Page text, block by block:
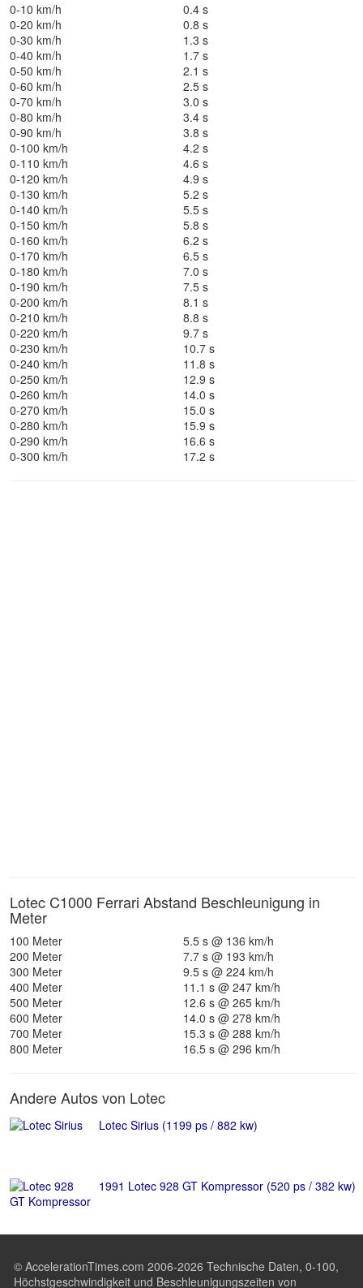
0-10 km/h
0.4 s
0-20 km/h
0.8 s
0-30 km/h
1.3 s
0-40 km/h
1.7 s
0-50 km/h
2.1 s
0-60 km/h
2.5 s
0-70 km/h
3.0 s
0-80 km/h
3.4 s
0-90 km/h
3.8 s
0-100 km/h
4.2 s
0-110 km/h
4.6 s
0-120 km/h
4.9 s
0-130 km/h
5.2 s
0-140 km/h
5.5 s
0-150 km/h
5.8 s
0-160 km/h
6.2 s
0-170 km/h
6.5 s
0-180 km/h
7.0 s
0-190 km/h
7.5 s
0-200 km/h
8.1 s
0-210 km/h
8.8 s
0-220 km/h
9.7 s
0-230 km/h
10.7 s
0-240 km/h
11.8 s
0-250 km/h
12.9 s
0-260 km/h
14.0 s
0-270 km/h
15.0 s
0-280 km/h
15.9 s
0-290 km/h
16.6 s
0-300 km/h
17.2 s
Lotec C1000 Ferrari Abstand Beschleunigung in
Meter
100 Meter
5.5 s @ 136 km/h
200 Meter
7.7 s @ 193 km/h
300 Meter
9.5 s @ 224 km/h
400 Meter
11.1 s @ 247 km/h
500 Meter
12.6 s @ 265 km/h
600 Meter
14.0 s @ 278 km/h
700 Meter
15.3 s @ 288 km/h
800 Meter
16.5 s @ 296 km/h
Andere Autos von Lotec
Lotec Sirius (1199 ps / 882 kw)
1991 Lotec 928 GT Kompressor (520 ps / 382 kw)
© AccelerationTimes.com 2006-2026 Technische Daten, 0-100,
Höchstgeschwindigkeit und Beschleunigungszeiten von